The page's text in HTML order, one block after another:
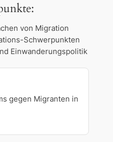
von Migration
Schwerpunkten
Einwanderungspolitik
gegen Migranten in